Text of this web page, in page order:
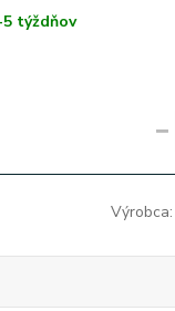
týždňov
Výrobca: